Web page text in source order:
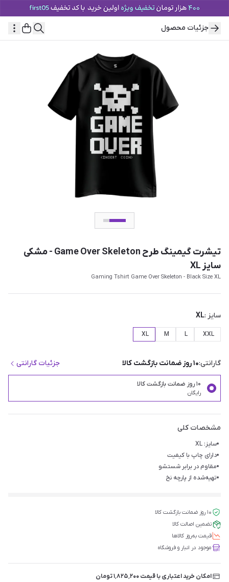
جزئیات محصول
تیشرت گیمینگ طرح Game Over Skeleton - مشکی
سایز XL
Gaming Tshirt Game Over Skeleton - Black Size XL
سایز :XL
XXL
L
M
XL
گارانتی:۱۰ روز ضمانت بازگشت کالا جزئیات گارانتی
۱۰ روز ضمانت بازگشت کالا
رایگان
مشخصات کلی
سایز: XL
دارای چاپ با کیفیت
مقاوم در برابر شستشو
تهیه‌شده از پارچه نخ
۱۰ روز ضمانت بازگشت کالا
تضمین اصالت کالا
قیمت‌ به‌روز کالاها
موجود در انبار و فروشگاه
امکان خرید اعتباری با قیمت ۱٬۸۲۵٬۲۰۰ تومان